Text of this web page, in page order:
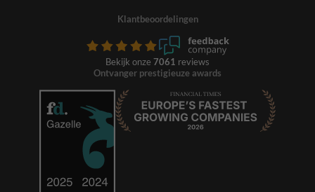
Klantbeoordelingen
Bekijk onze 7061 reviews
Ontvanger prestigieuze awards